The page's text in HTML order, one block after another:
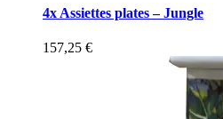
4x Assiettes plates – Jungle
157,25 €